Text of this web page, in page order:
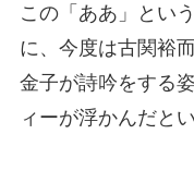
この「ああ」とい
に、今度は古関裕
金子が詩吟をする
ィーが浮かんだと